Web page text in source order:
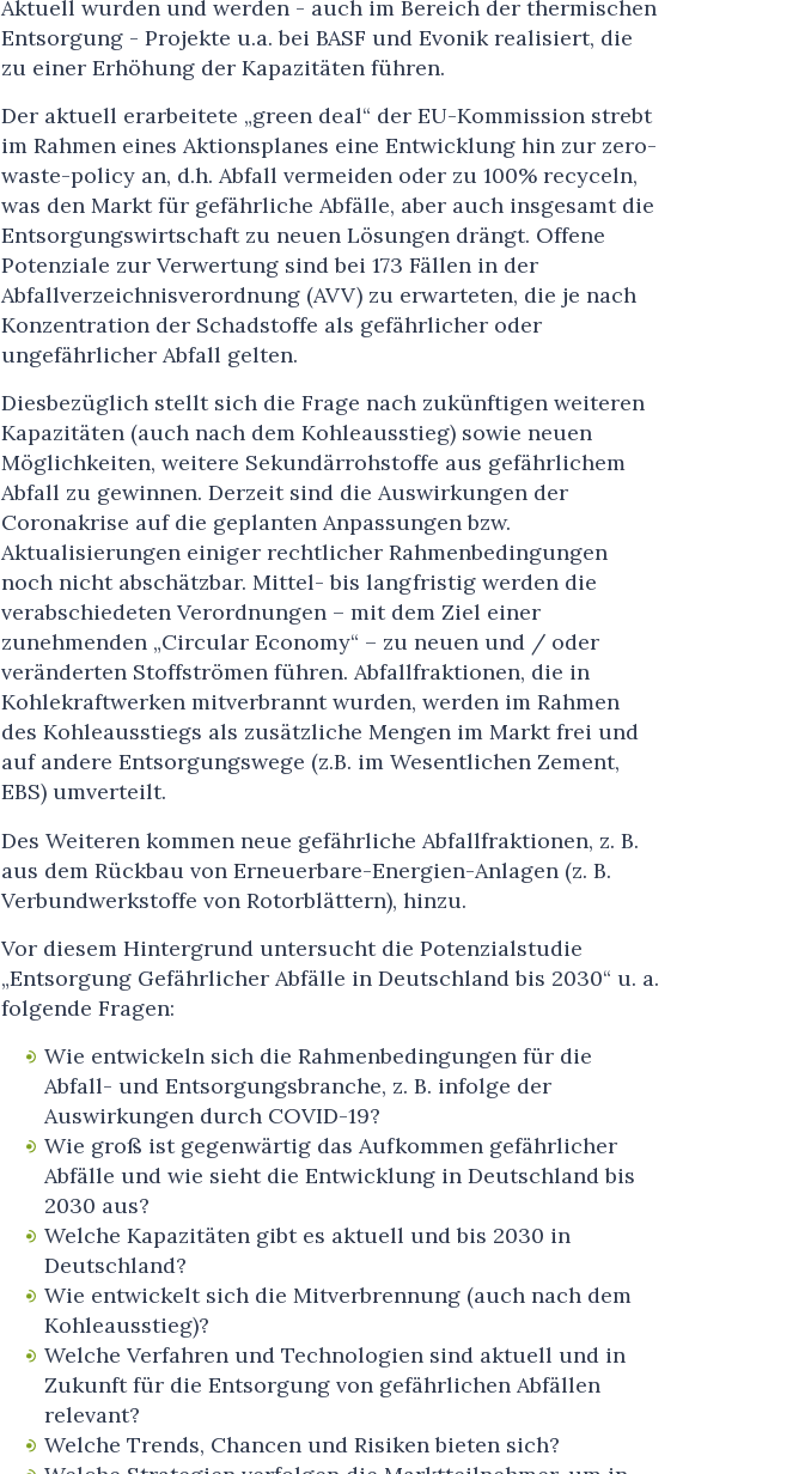
Aktuell wurden und werden - auch im Bereich der thermischen
Entsorgung - Projekte u.a. bei BASF und Evonik realisiert, die
zu einer Erhöhung der Kapazitäten führen.
Der aktuell erarbeitete „green deal“ der EU-Kommission strebt
im Rahmen eines Aktionsplanes eine Entwicklung hin zur zero-
waste-policy an, d.h. Abfall vermeiden oder zu 100% recyceln,
was den Markt für gefährliche Abfälle, aber auch insgesamt die
Entsorgungswirtschaft zu neuen Lösungen drängt. Offene
Potenziale zur Verwertung sind bei 173 Fällen in der
Abfallverzeichnisverordnung (AVV) zu erwarteten, die je nach
Konzentration der Schadstoffe als gefährlicher oder
ungefährlicher Abfall gelten.
Diesbezüglich stellt sich die Frage nach zukünftigen weiteren
Kapazitäten (auch nach dem Kohleausstieg) sowie neuen
Möglichkeiten, weitere Sekundärrohstoffe aus gefährlichem
Abfall zu gewinnen. Derzeit sind die Auswirkungen der
Coronakrise auf die geplanten Anpassungen bzw.
Aktualisierungen einiger rechtlicher Rahmenbedingungen
noch nicht abschätzbar. Mittel- bis langfristig werden die
verabschiedeten Verordnungen – mit dem Ziel einer
zunehmenden „Circular Economy“ – zu neuen und / oder
veränderten Stoffströmen führen. Abfallfraktionen, die in
Kohlekraftwerken mitverbrannt wurden, werden im Rahmen
des Kohleausstiegs als zusätzliche Mengen im Markt frei und
auf andere Entsorgungswege (z.B. im Wesentlichen Zement,
EBS) umverteilt.
Des Weiteren kommen neue gefährliche Abfallfraktionen, z. B.
aus dem Rückbau von Erneuerbare-Energien-Anlagen (z. B.
Verbundwerkstoffe von Rotorblättern), hinzu.
Vor diesem Hintergrund untersucht die Potenzialstudie
„Entsorgung Gefährlicher Abfälle in Deutschland bis 2030“ u. a.
folgende Fragen:
Wie entwickeln sich die Rahmenbedingungen für die
Abfall- und Entsorgungsbranche, z. B. infolge der
Auswirkungen durch COVID-19?
Wie groß ist gegenwärtig das Aufkommen gefährlicher
Abfälle und wie sieht die Entwicklung in Deutschland bis
2030 aus?
Welche Kapazitäten gibt es aktuell und bis 2030 in
Deutschland?
Wie entwickelt sich die Mitverbrennung (auch nach dem
Kohleausstieg)?
Welche Verfahren und Technologien sind aktuell und in
Zukunft für die Entsorgung von gefährlichen Abfällen
relevant?
Welche Trends, Chancen und Risiken bieten sich?